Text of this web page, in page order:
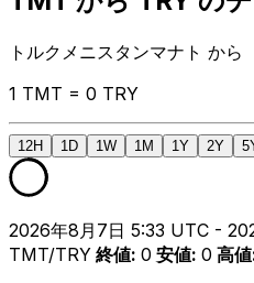
トルクメニスタンマナト から
1 TMT = 0 TRY
12H 1D 1W 1M 1Y 2Y
2026年8月7日 5:33 UTC -
TMT/TRY 終値: 0 安値: 0 高値